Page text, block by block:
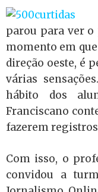
parou para ver o
momento em
direção oeste, é
várias
hábito dos
Franciscano
fazerem
Com isso, o
convidou a